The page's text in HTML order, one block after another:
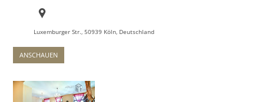
Luxemburger Str., 50939 Köln, Deutschland
ANSCHAUEN